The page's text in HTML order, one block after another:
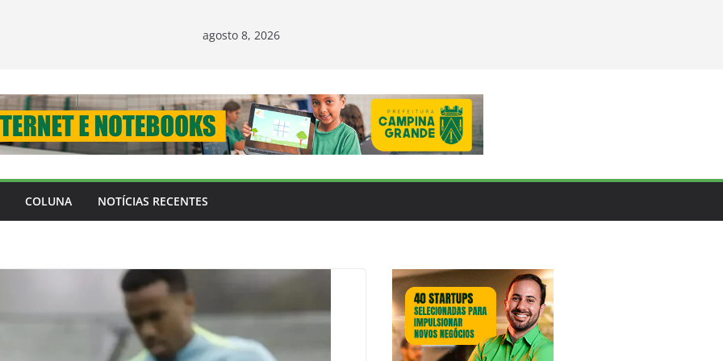
agosto 8, 2026
COLUNA NOTÍCIAS RECENTES